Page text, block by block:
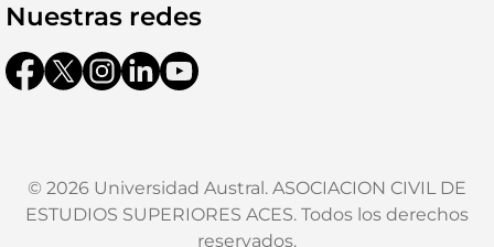
Nuestras redes
© 2026 Universidad Austral. ASOCIACION CIVIL DE
ESTUDIOS SUPERIORES ACES. Todos los derechos
reservados.